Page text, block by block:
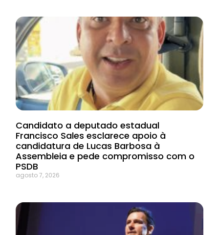
Candidato a deputado estadual
Francisco Sales esclarece apoio à
candidatura de Lucas Barbosa à
Assembleia e pede compromisso com o
PSDB
agosto 7, 2026